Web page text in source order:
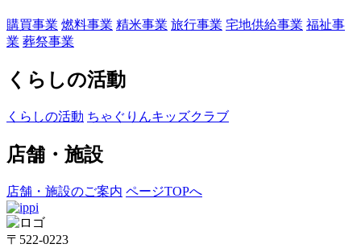
購買事業 燃料事業 精米事業 旅行事業 宅地供給事業 福祉事
業 葬祭事業
くらしの活動
くらしの活動 ちゃぐりんキッズクラブ
店舗・施設
店舗・施設のご案内 ページTOPへ
〒522-0223